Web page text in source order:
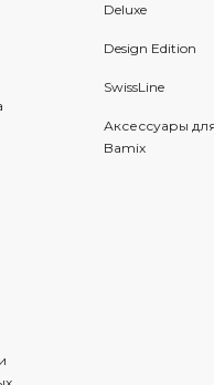
Deluxe
Design Edition
SwissLine
Аксессуары
Bamix